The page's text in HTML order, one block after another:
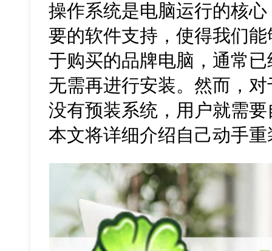
操作系统是电脑运行的核
要的软件支持，使得我们
于购买的品牌电脑，通常
无需再进行安装。然而，
没有预装系统，用户就需
本文将详细介绍自己动手